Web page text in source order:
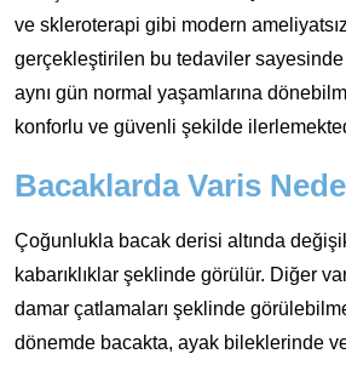
ve skleroterapi gibi modern
gerçekleştirilen bu tedaviler
aynı gün normal yaşamlarına
konforlu ve güvenli şekilde
Bacaklarda Varis
Çoğunlukla bacak derisi altında
kabarıklıklar şeklinde görülür. Diğer
damar çatlamaları şeklinde
dönemde bacakta, ayak bileklerinde